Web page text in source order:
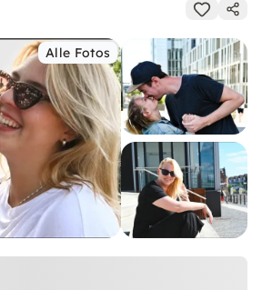
Alle Fotos